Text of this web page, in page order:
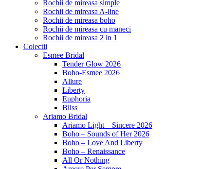
Rochii de mireasa simple
Rochii de mireasa A-line
Rochii de mireasa boho
Rochii de mireasa cu maneci
Rochii de mireasa 2 in 1
Colectii
Esmee Bridal
Tender Glow 2026
Boho-Esmee 2026
Allure
Liberty
Euphoria
Bliss
Ariamo Bridal
Ariamo Light – Sincere 2026
Boho – Sounds of Her 2026
Boho – Love And Liberty
Boho – Renaissance
All Or Nothing